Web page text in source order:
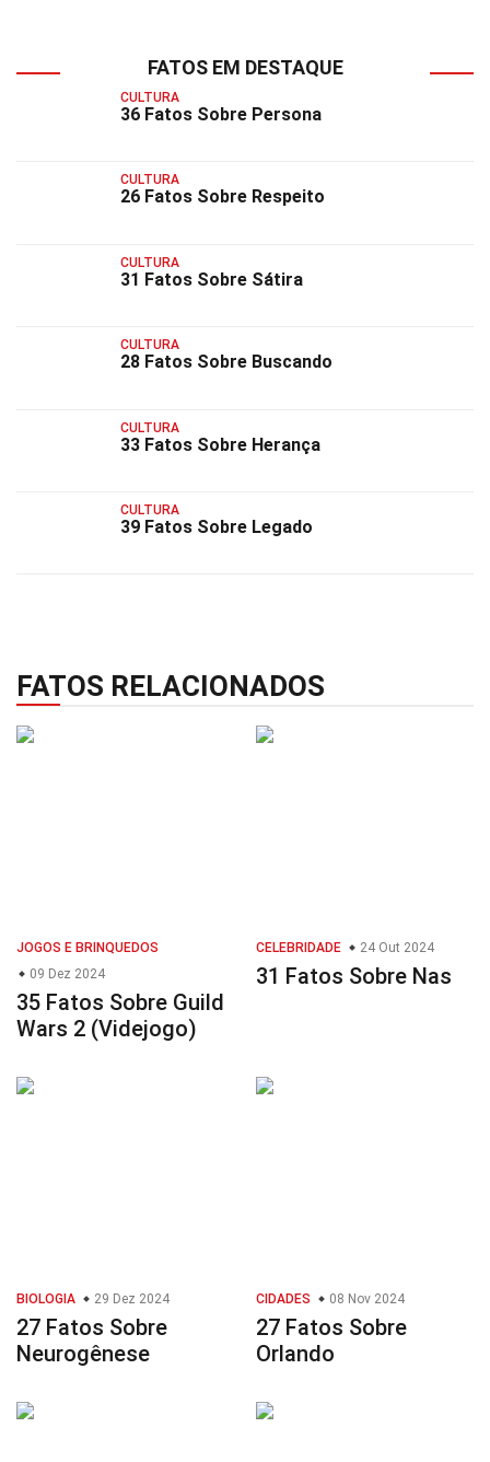
FATOS EM DESTAQUE
CULTURA
36 Fatos Sobre Persona
CULTURA
26 Fatos Sobre Respeito
CULTURA
31 Fatos Sobre Sátira
CULTURA
28 Fatos Sobre Buscando
CULTURA
33 Fatos Sobre Herança
CULTURA
39 Fatos Sobre Legado
FATOS RELACIONADOS
JOGOS E BRINQUEDOS
09 Dez 2024
35 Fatos Sobre Guild
Wars 2 (Videjogo)
CELEBRIDADE 24 Out 2024
31 Fatos Sobre Nas
BIOLOGIA 29 Dez 2024
27 Fatos Sobre
Neurogênese
CIDADES 08 Nov 2024
27 Fatos Sobre
Orlando